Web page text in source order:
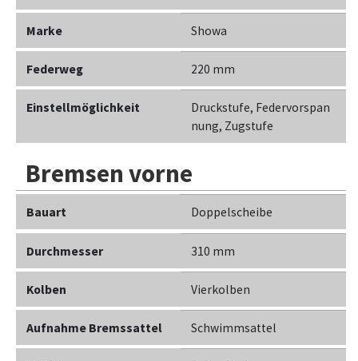
Marke Showa
Federweg 220 mm
Einstellmöglichkeit
Druckstufe, Federvorspan
nung, Zugstufe
Bremsen vorne
Bauart Doppelscheibe
Durchmesser 310 mm
Kolben Vierkolben
Aufnahme Bremssattel Schwimmsattel